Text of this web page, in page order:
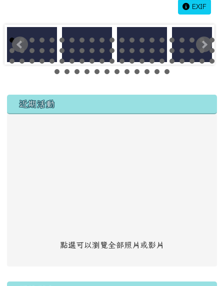
EXIF
左邊區域內容
近期活動
點選可以瀏覽全部照片或影片